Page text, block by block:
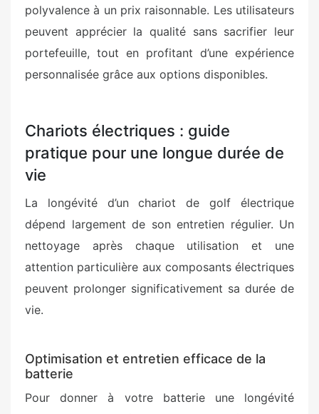
polyvalence à un prix raisonnable. Les utilisateurs
peuvent apprécier la qualité sans sacrifier leur
portefeuille, tout en profitant d’une expérience
personnalisée grâce aux options disponibles.
Chariots électriques : guide
pratique pour une longue durée de
vie
La longévité d’un chariot de golf électrique
dépend largement de son entretien régulier. Un
nettoyage après chaque utilisation et une
attention particulière aux composants électriques
peuvent prolonger significativement sa durée de
vie.
Optimisation et entretien efficace de la
batterie
Pour donner à votre batterie une longévité